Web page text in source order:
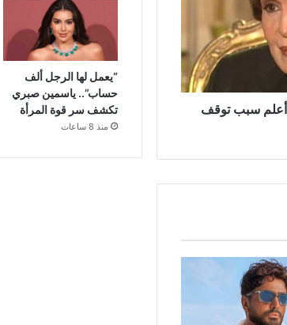
أعلم سبب توقف
“يعمل لها الرجل ألف
حساب”.. ياسمين صبري
تكشف سر قوة المرأة
منذ 8 ساعات